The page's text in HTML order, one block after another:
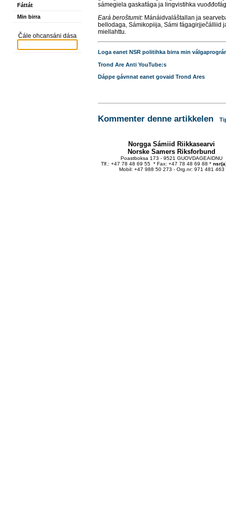
Fáttát
Min birra
Čále ohcansáni dása
sámegiela gaskafága ja lingvistihka
Eará beroštumit: Mánáidvaláštallan ja
bellodaga, Sámikopiija, Sámi fágagirjječálliid
miellahttu.
Loga eanet NSR politihka birra min
Trond Are Anti YouTube:s
Dáppe gávnnat eanet govaid Trond Ares
Kommenter denne artikkelen
Norgga Sámiid Riikkasearvi
Norske Samers Riksforbund
Poastboksa 173 - 9521 GUOVDAGEAIDNU
Tlf.: +47 78 48 69 55 * Fax: +47 78 48 69 88 *
Mobil: +47 988 50 273 - Org.nr: 971 481 463